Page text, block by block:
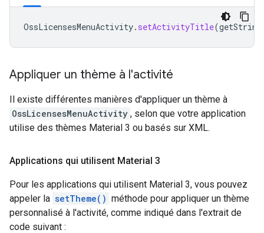
OssLicensesMenuActivity. setActivityTitle(getString
Appliquer un thème à l'activité
Il existe différentes manières d'appliquer un thème à
OssLicensesMenuActivity , selon que votre application
utilise des thèmes Material 3 ou basés sur XML.
Applications qui utilisent Material 3
Pour les applications qui utilisent Material 3, vous pouvez
appeler la setTheme() méthode pour appliquer un thème
personnalisé à l'activité, comme indiqué dans l'extrait de
code suivant :